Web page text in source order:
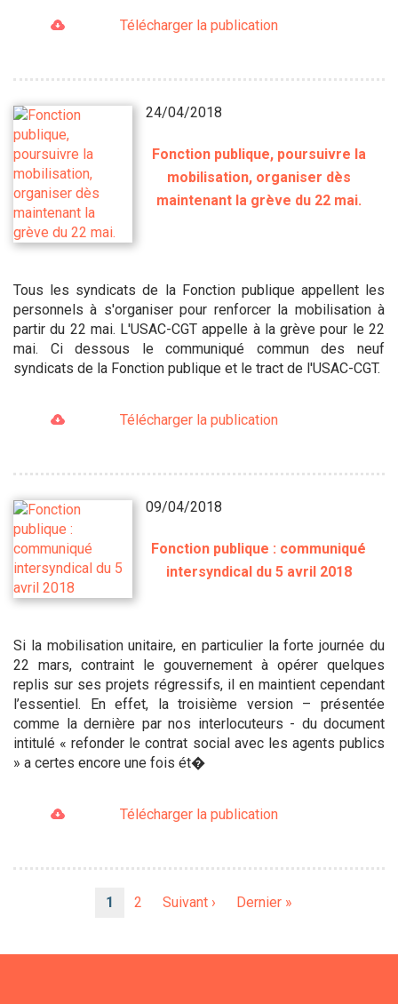
Télécharger la publication
24/04/2018
Fonction publique, poursuivre la
mobilisation, organiser dès
maintenant la grève du 22 mai.
Tous les syndicats de la Fonction publique appellent les
personnels à s'organiser pour renforcer la mobilisation à
partir du 22 mai. L'USAC-CGT appelle à la grève pour le 22
mai. Ci dessous le communiqué commun des neuf
syndicats de la Fonction publique et le tract de l'USAC-CGT.
Télécharger la publication
09/04/2018
Fonction publique : communiqué
intersyndical du 5 avril 2018
Si la mobilisation unitaire, en particulier la forte journée du
22 mars, contraint le gouvernement à opérer quelques
replis sur ses projets régressifs, il en maintient cependant
l’essentiel. En effet, la troisième version – présentée
comme la dernière par nos interlocuteurs - du document
intitulé « refonder le contrat social avec les agents publics
» a certes encore une fois ét�
Télécharger la publication
Page
1 Page
2
Page
Suivant ›
Dernière
Dernier »